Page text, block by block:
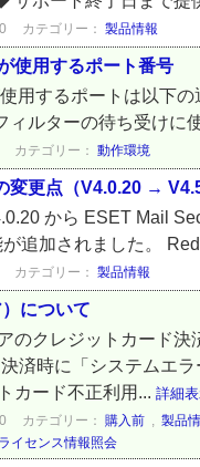
カテゴリー： 製品情報
使用するポート番号
用するポートは以下
ルターの待ち受けに
カテゴリー： 動作環境
変更点（V4.0.20 →
から ESET Mail
追加されました。
カテゴリー： 製品情報
について
のクレジットカード
済時に「システムエ
カード不正利用... 詳細
カテゴリー： 購入前 , 製品
ライセンス情報照会